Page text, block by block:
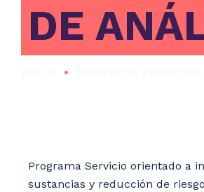
DE
•
Programa Servicio orientado a
sustancias y reducción de